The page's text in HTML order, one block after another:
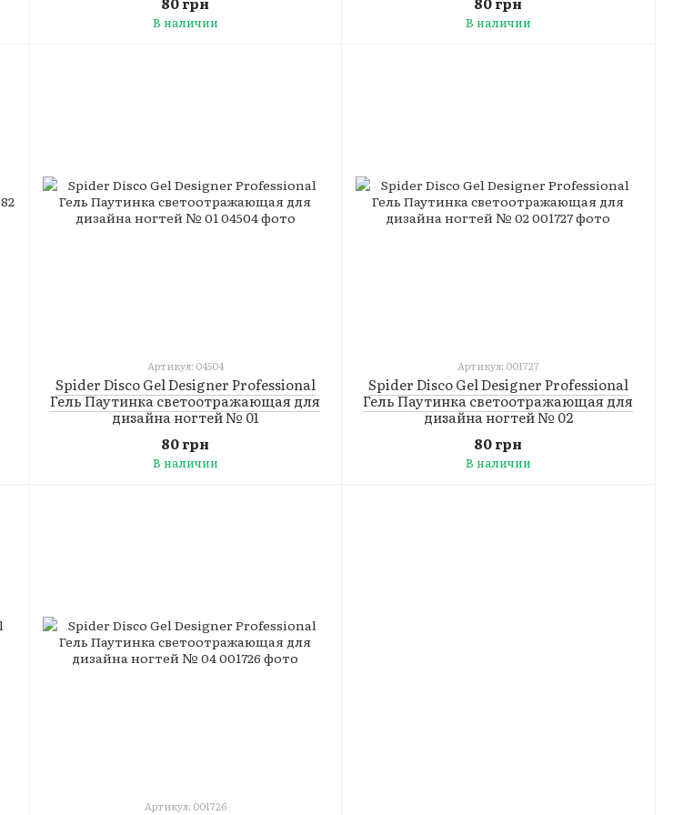
В наличии В наличии
Артикул: 04504
Spider Disco Gel Designer Professional
Гель Паутинка светоотражающая для
дизайна ногтей № 01
80 грн
В наличии
Артикул: 001727
Spider Disco Gel Designer Professional
Гель Паутинка светоотражающая для
дизайна ногтей № 02
80 грн
В наличии
Артикул: 001726